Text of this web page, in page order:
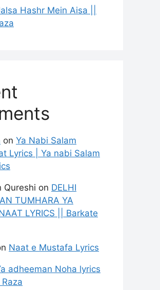
Hashr Mein Aisa ||
on Ya Nabi Salam
Lyrics | Ya nabi Salam
Qureshi on DELHI
TUMHARA YA
LYRICS || Barkate
Naat e Mustafa Lyrics
adheeman Noha lyrics
Raza